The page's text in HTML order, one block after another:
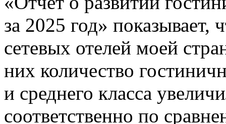
за 2025 год»
сетевых отелей моей
них количество
и среднего класса
соответственно по